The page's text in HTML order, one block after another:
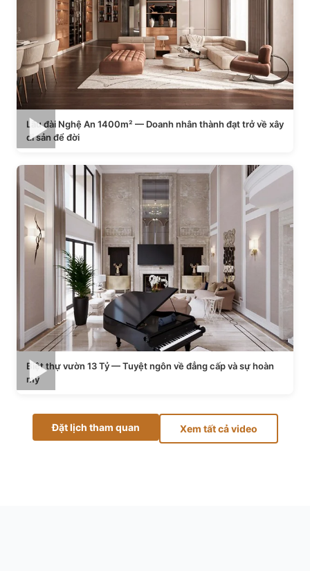
Lâu đài Nghệ An 1400m² — Doanh nhân thành đạt trở về xây
di sản để đời
Biệt thự vườn 13 Tỷ — Tuyệt ngôn về đẳng cấp và sự hoàn
mỹ
Đặt lịch tham quan Xem tất cả video